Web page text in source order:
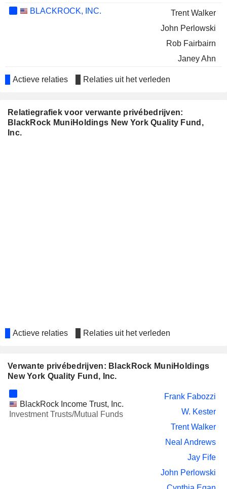
BLACKROCK, INC.
Trent Walker
John Perlowski
Rob Fairbairn
Janey Ahn
HUNTSMAN CORPORATION
Cynthia Egan
W. Kester
Actieve relaties Relaties uit het verleden
Relatiegrafiek voor verwante privébedrijven:
BlackRock MuniHoldings New York Quality Fund,
Inc.
Actieve relaties Relaties uit het verleden
Verwante privébedrijven: BlackRock MuniHoldings
New York Quality Fund, Inc.
BlackRock Income Trust, Inc.
Investment Trusts/Mutual Funds
Frank Fabozzi
W. Kester
Trent Walker
Neal Andrews
Jay Fife
John Perlowski